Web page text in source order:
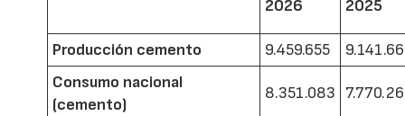
2026 2025
Producción cemento 9.459.655
Consumo nacional
(cemento)
8.351.083